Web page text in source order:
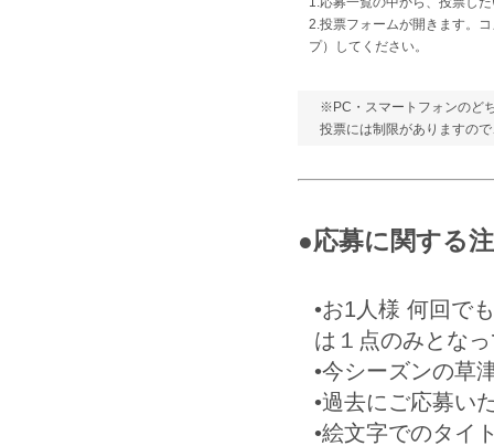
2.投票フォームが開きます。
プ）してください。
※PC・スマートフォンのど
投票には制限がありますの
●応募に関する
•お1人様 何回で
は１点のみとな
•今シーズンの草
•過去にご応募い
•絵文字でのタイ